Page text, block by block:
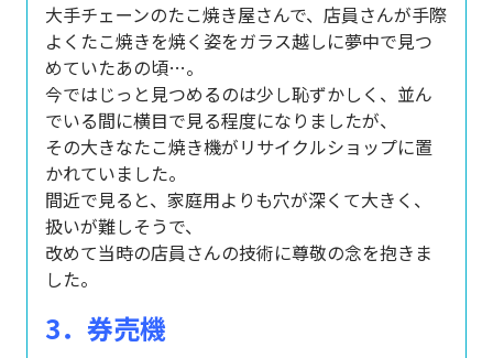
大手チェーンのたこ焼き屋さんで、店員さんが手際
よくたこ焼きを焼く姿をガラス越しに夢中で見つ
めていたあの頃…。
今ではじっと見つめるのは少し恥ずかしく、並ん
でいる間に横目で見る程度になりましたが、
その大きなたこ焼き機がリサイクルショップに置
かれていました。
間近で見ると、家庭用よりも穴が深くて大きく、
扱いが難しそうで、
改めて当時の店員さんの技術に尊敬の念を抱きま
した。
3．券売機